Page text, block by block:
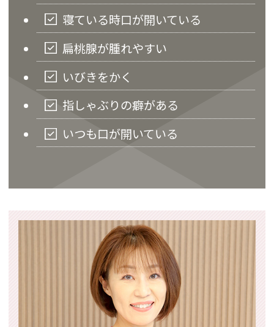
寝ている時口が開いている
扁桃腺が腫れやすい
いびきをかく
指しゃぶりの癖がある
いつも口が開いている